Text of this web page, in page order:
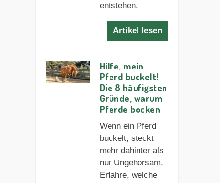
entstehen.
Artikel lesen
Hilfe, mein
Pferd buckelt!
Die 8 häufigsten
Gründe, warum
Pferde bocken
Wenn ein Pferd
buckelt, steckt
mehr dahinter als
nur Ungehorsam.
Erfahre, welche